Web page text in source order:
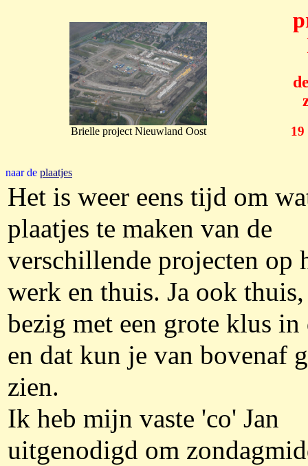
Brielle project Nieuwland Oost
naar de plaatjes
Het is weer eens tijd om
plaatjes te maken van de
verschillende projecten op
werk en thuis. Ja ook
bezig met een grote klus
en dat kun je van bovenaf
zien.
Ik heb mijn vaste 'co' Jan
uitgenodigd om